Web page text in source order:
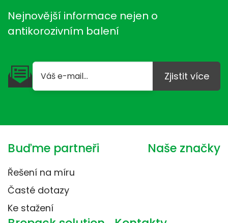
Nejnovější informace nejen o
antikorozivním balení
Zjistit více
Buďme partneři
Řešení na míru
Časté dotazy
Ke stažení
Naše značky